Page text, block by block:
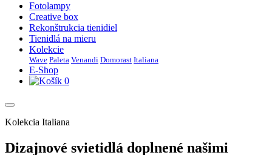
Fotolampy
Creative box
Rekonštrukcia tienidiel
Tienidlá na mieru
Kolekcie
Wave Paleta Venandi Domorast Italiana
E-Shop
0
Kolekcia Italiana
Dizajnové svietidlá doplnené našimi